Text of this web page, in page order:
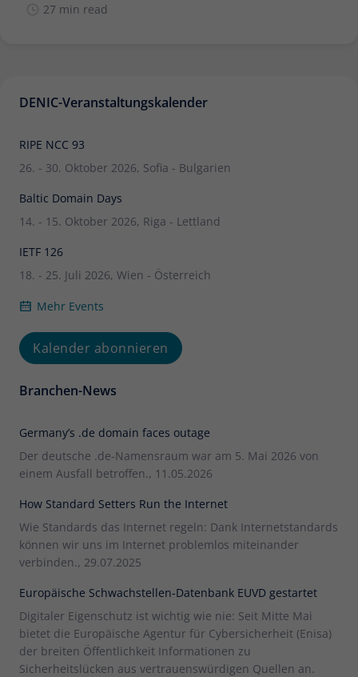
27 min read
DENIC-Veranstaltungskalender
RIPE NCC 93
26. - 30. Oktober 2026, Sofia - Bulgarien
Baltic Domain Days
14. - 15. Oktober 2026, Riga - Lettland
IETF 126
18. - 25. Juli 2026, Wien - Österreich
Mehr Events
Kalender abonnieren
Branchen-News
Germany’s .de domain faces outage
Der deutsche .de-Namensraum war am 5. Mai 2026 von
einem Ausfall betroffen., 11.05.2026
How Standard Setters Run the Internet
Wie Standards das Internet regeln: Dank Internetstandards
können wir uns im Internet problemlos miteinander
verbinden., 29.07.2025
Europäische Schwachstellen-Datenbank EUVD gestartet
Digitaler Eigenschutz ist wichtig wie nie: Seit Mitte Mai
bietet die Europäische Agentur für Cybersicherheit (Enisa)
der breiten Öffentlichkeit Informationen zu
Sicherheitslücken aus vertrauenswürdigen Quellen an.